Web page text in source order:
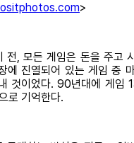
>
전, 모든 게임은 돈을 주고
에 진열되어 있는 게임 중
것이었다. 90년대에 게임
로 기억한다.